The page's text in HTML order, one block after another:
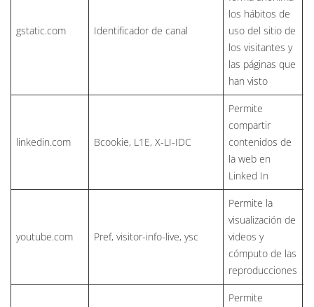
gstatic.com Identificador de canal
los hábitos de
uso del sitio de
los visitantes y
las páginas que
han visto
linkedin.com Bcookie, L1E, X-LI-IDC
Permite
compartir
contenidos de
la web en
Linked In
youtube.com Pref, visitor-info-live, ysc
Permite la
visualización de
videos y
cómputo de las
reproducciones
Permite